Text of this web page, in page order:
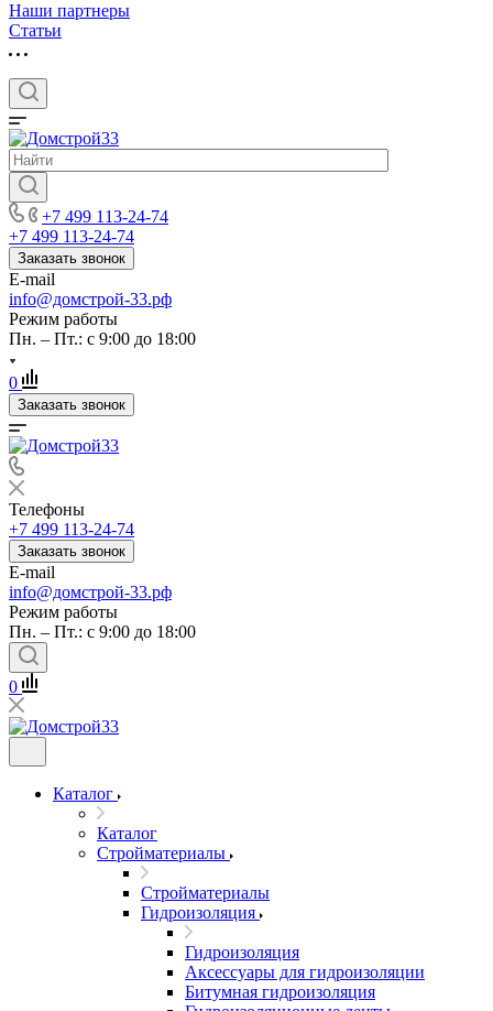
Наши партнеры
Статьи
+7 499 113-24-74
+7 499 113-24-74
Заказать звонок
E-mail
info@домстрой-33.рф
Режим работы
Пн. – Пт.: с 9:00 до 18:00
0
Заказать звонок
Телефоны
+7 499 113-24-74
Заказать звонок
E-mail
info@домстрой-33.рф
Режим работы
Пн. – Пт.: с 9:00 до 18:00
0
Каталог
Каталог
Стройматериалы
Стройматериалы
Гидроизоляция
Гидроизоляция
Аксессуары для гидроизоляции
Битумная гидроизоляция